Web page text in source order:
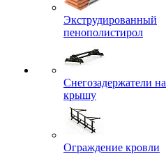
Экструдированный
пенополистирол
Снегозадержатели на
крышу
Ограждение кровли